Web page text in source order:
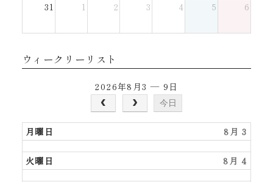
31 1 2 3 4 5 6
ウィークリーリスト
2026年8月3 — 9日
今日
月曜日 8月 3
火曜日 8月 4